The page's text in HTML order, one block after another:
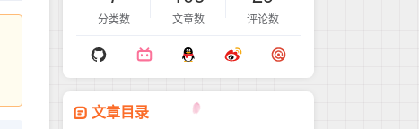
分类数 文章数 评论数
文章目录